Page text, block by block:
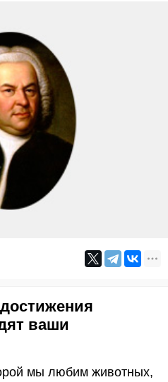
ваши
мы любим животных,